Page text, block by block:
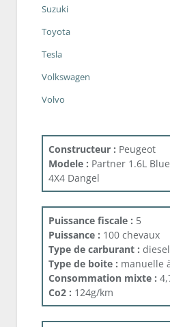
Suzuki
Toyota
Tesla
Volkswagen
Volvo
Constructeur : Peugeot
Modele : Partner 1.6L
4X4 Dangel
Puissance fiscale : 5
Puissance : 100 chevaux
Type de carburant : diesel
Type de boite : manuelle
Consommation mixte :
Co2 : 124g/km